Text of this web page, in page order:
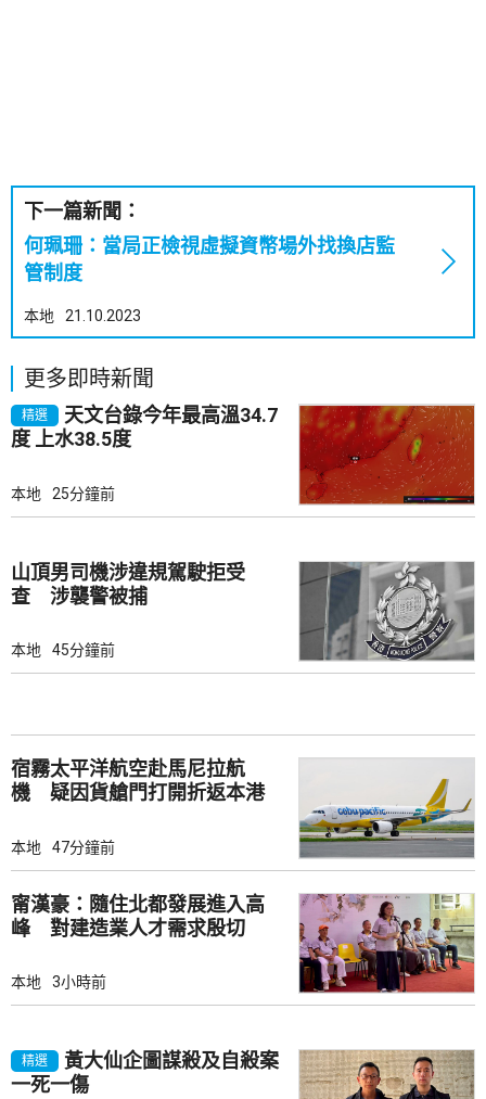
下一篇新聞：
何珮珊：當局正檢視虛擬資幣場外找換店監
管制度
本地 21.10.2023
更多即時新聞
精選
天文台錄今年最高溫34.7
度 上水38.5度
本地 25分鐘前
山頂男司機涉違規駕駛拒受
查 涉襲警被捕
本地 45分鐘前
宿霧太平洋航空赴馬尼拉航
機 疑因貨艙門打開折返本港
本地 47分鐘前
甯漢豪：隨住北都發展進入高
峰 對建造業人才需求殷切
本地 3小時前
精選
黃大仙企圖謀殺及自殺案
一死一傷